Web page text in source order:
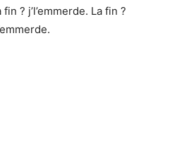
fin ? j’l’emmerde. La fin ?